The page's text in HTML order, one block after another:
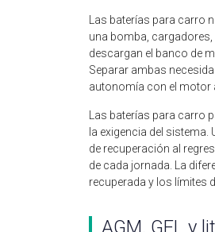
Las baterías para carro
una bomba,
descargan el banco de
Separar ambas
autonomía con el motor
Las baterías para carro
la exigencia del
de recuperación al
de cada jornada. La
recuperada y los límites
AGM, GEL y